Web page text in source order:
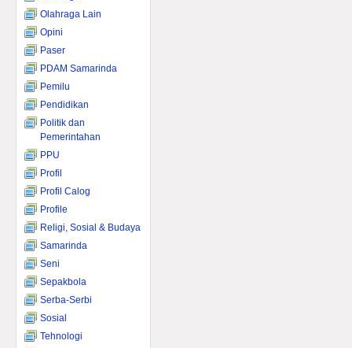
Olahraga Lain
Opini
Paser
PDAM Samarinda
Pemilu
Pendidikan
Politik dan
Pemerintahan
PPU
Profil
Profil Calog
Profile
Religi, Sosial & Budaya
Samarinda
Seni
Sepakbola
Serba-Serbi
Sosial
Tehnologi